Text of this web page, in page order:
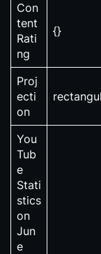
Con
tent
Rati
ng
{}
Proj
ecti
on
You
Tub
e
Stati
stics
on
Jun
e